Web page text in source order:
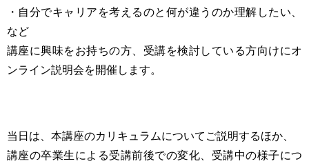
・自分でキャリアを考えるのと何が違うのか理解したい、
など
講座に興味をお持ちの方、受講を検討している方向けにオ
ンライン説明会を開催します。
当日は、本講座のカリキュラムについてご説明するほか、
講座の卒業生による受講前後での変化、受講中の様子につ